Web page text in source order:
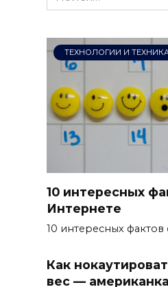
for:
ТЕХНОЛОГИИ И
10 интересных
Интернете
10 интересных
Как
вес —